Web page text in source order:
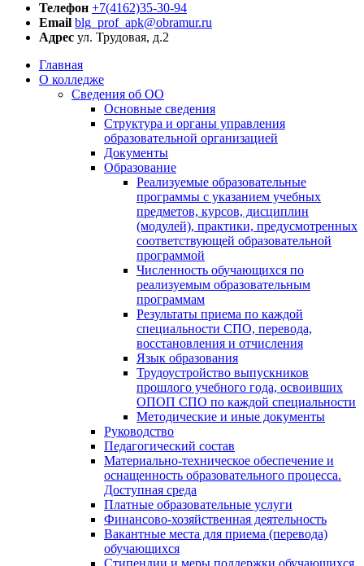
Телефон +7(4162)35-30-94
Email blg_prof_apk@obramur.ru
Адрес ул. Трудовая, д.2
Главная
О колледже
Сведения об ОО
Основные сведения
Структура и органы управления
образовательной организацией
Документы
Образование
Реализуемые образовательные
программы с указанием учебных
предметов, курсов, дисциплин
(модулей), практики, предусмотренных
соответствующей образовательной
программой
Численность обучающихся по
реализуемым образовательным
программам
Результаты приема по каждой
специальности СПО, перевода,
восстановления и отчисления
Язык образования
Трудоустройство выпускников
прошлого учебного года, освоивших
ОПОП СПО по каждой специальности
Методические и иные документы
Руководство
Педагогический состав
Материально-техническое обеспечение и
оснащенность образовательного процесса.
Доступная среда
Платные образовательные услуги
Финансово-хозяйственная деятельность
Вакантные места для приема (перевода)
обучающихся
Стипендии и меры поддержки обучающихся